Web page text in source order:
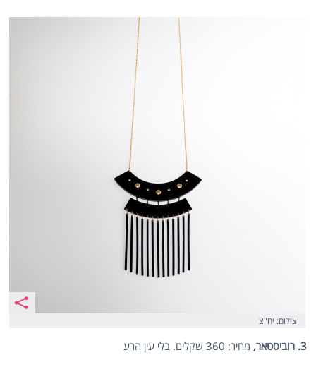
צילום: יח"צ
3. רוביסטאר, מחיר: 360 שקלים. בלי עין הרע